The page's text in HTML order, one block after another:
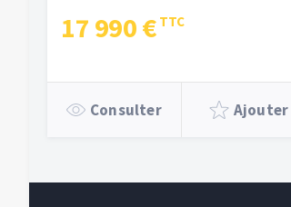
17 990 €
Consulter Ajouter